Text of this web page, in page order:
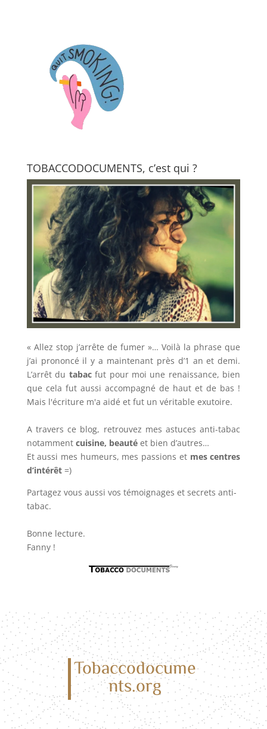
TOBACCODOCUMENTS, c’est qui ?
« Allez stop j’arrête de fumer »… Voilà la phrase que
j’ai prononcé il y a maintenant près d’1 an et demi.
L’arrêt du tabacfut pour moi une renaissance, bien
que cela fut aussi accompagné de haut et de bas !
Mais l'écriture m'a aidé et fut un véritable exutoire.
A travers ce blog, retrouvez mes astuces anti-tabac
notamment cuisine, beautéet bien d’autres…
Et aussi mes humeurs, mes passions et mes centres
d’intérêt=)
Partagez vous aussi vos témoignages et secrets anti-
tabac.
Bonne lecture.
Fanny !
Tobaccodocume
nts.org